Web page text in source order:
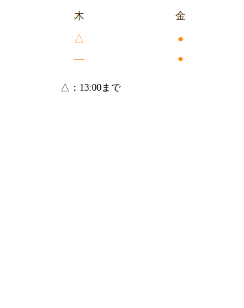
木 金
△ ●
― ●
△：13:00まで